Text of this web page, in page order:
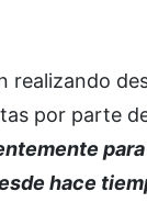
realizando
por parte
hace